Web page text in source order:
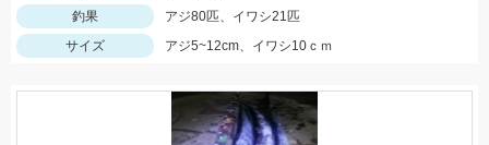
釣果
アジ80匹、イワシ21匹
サイズ
アジ5~12cm、イワシ10ｃｍ